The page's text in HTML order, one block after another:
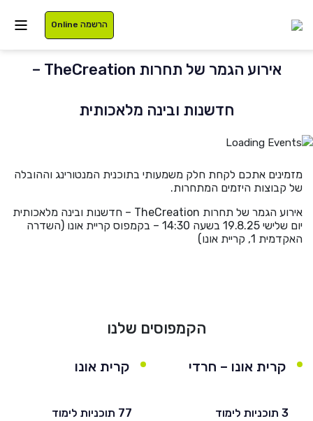
בוגרים
סגל
תוכניות לימוד
רישום
English
הרשמה Online
אירוע הגמר של תחרות TheCreation –
חדשנות ובינה מלאכותית
מזמינים אתכם לקחת חלק משמעותי בתוכנית המנטורינג וההובלה
של קבוצות היזמים המתחרות.
אירוע הגמר של תחרות TheCreation – חדשנות ובינה מלאכותית
יום שלישי 19.8.25 בשעה 14:30 – בקמפוס קריית אונו (השדרה
האקדמית 1, קריית אונו)
הקמפוסים שלנו
קרית אונו – חרדי
3 תוכניות לימוד
קרית אונו
77 תוכניות לימוד